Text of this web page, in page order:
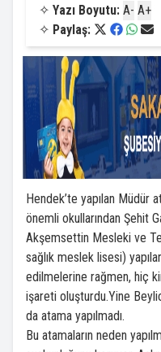
✧ Yazı Boyutu: A- A+
✧ Paylaş:
Hendek’te yapılan Müdür
önemli okullarından Şehit
Akşemsettin Mesleki ve
sağlık meslek lisesi)
edilmelerine rağmen, hiç
işareti oluşturdu.Yine
da atama yapılmadı.
Bu atamaların neden